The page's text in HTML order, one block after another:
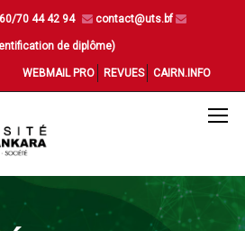
70 44 42 94 contact@uts.bf
de diplôme)
WEBMAIL PRO REVUES CAIRN.INFO